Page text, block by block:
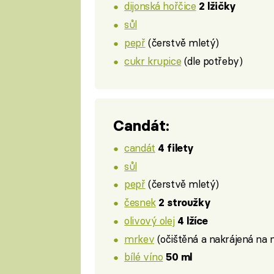
dijonská hořčice 2 lžičky
sůl
pepř (čerstvě mletý)
cukr krupice (dle potřeby)
Candát:
candát 4 filety
sůl
pepř (čerstvě mletý)
česnek 2 stroužky
olivový olej 4 lžíce
mrkev (očištěná a nakrájená na
bílé víno 50 ml